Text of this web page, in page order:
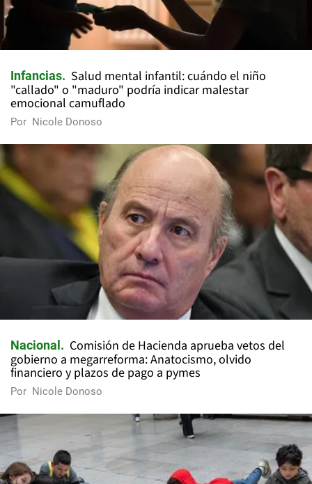
Infancias
Salud mental infantil: cuándo el niño
"callado" o "maduro" podría indicar malestar
emocional camuflado
Por Nicole Donoso
Nacional
Comisión de Hacienda aprueba vetos del
gobierno a megarreforma: Anatocismo, olvido
financiero y plazos de pago a pymes
Por Nicole Donoso